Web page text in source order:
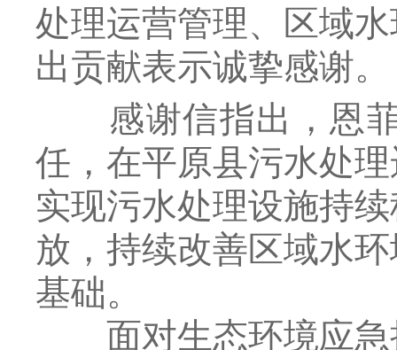
处理运营管理、区域
出贡献表示诚挚感谢。
感谢信指出，恩菲
任，在平原县污水处
实现污水处理设施持
放，持续改善区域水
基础。
面对生态环境应急